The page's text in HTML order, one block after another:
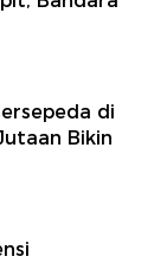
di
Bikin